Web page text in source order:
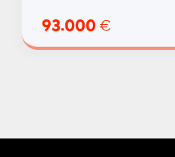
93.000 €